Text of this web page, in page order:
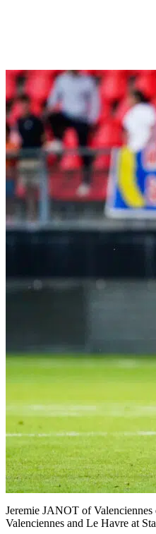
Jeremie JANOT of
Valenciennes and Le Havre at